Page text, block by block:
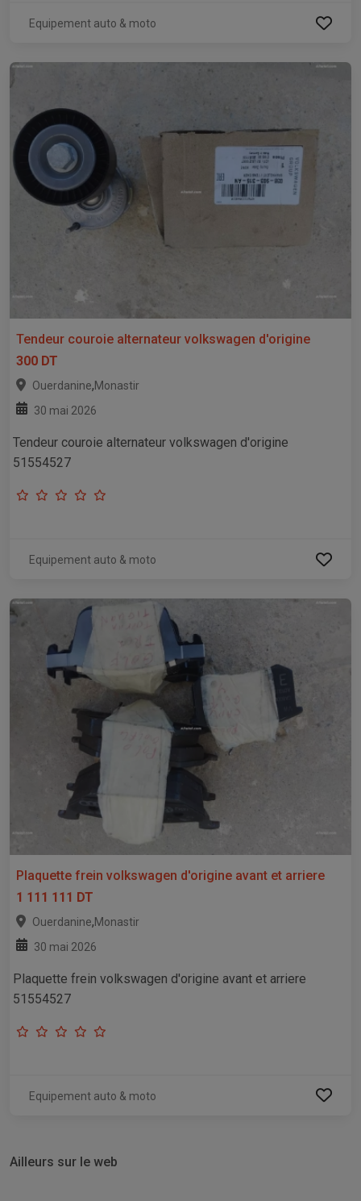
Equipement auto & moto
Tendeur couroie alternateur volkswagen d'origine
300 DT
Ouerdanine,Monastir
30 mai 2026
Tendeur couroie alternateur volkswagen d'origine
51554527
Equipement auto & moto
Plaquette frein volkswagen d'origine avant et arriere
1 111 111 DT
Ouerdanine,Monastir
30 mai 2026
Plaquette frein volkswagen d'origine avant et arriere
51554527
Equipement auto & moto
Ailleurs sur le web